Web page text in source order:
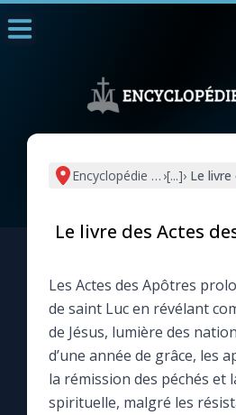
L'actualité de la semaine
La chaîne Youtube
La newsletter
La vidéo de la semaine
Encyclopédie mariale
›[...]› Le livre
Le livre des Actes
Les Actes des Apôtres
de saint Luc en révélant
de Jésus, lumière des
d’une année de grâce, les
la rémission des péchés et
spirituelle, malgré les